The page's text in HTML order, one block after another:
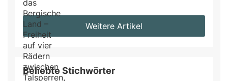
Weitere Artikel
Beliebte Stichwörter